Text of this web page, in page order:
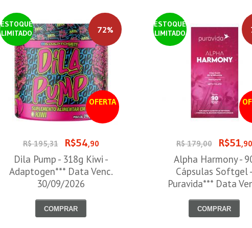
ESTOQUE
LIMITADO
OFERTA
72%
R$ 195,31 R$54,90
Dila Pump - 318g Kiwi -
Adaptogen*** Data Venc.
30/09/2026
COMPRAR
ESTOQUE
LIMITADO
R$ 179,00 R$51,90
Alpha Harmony -
Cápsulas Softgel -
Puravida*** Data
COMPRAR